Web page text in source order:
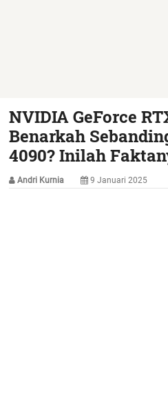
NVIDIA GeForce
Benarkah
4090? Inilah
Andri Kurnia 9 Januari 2025